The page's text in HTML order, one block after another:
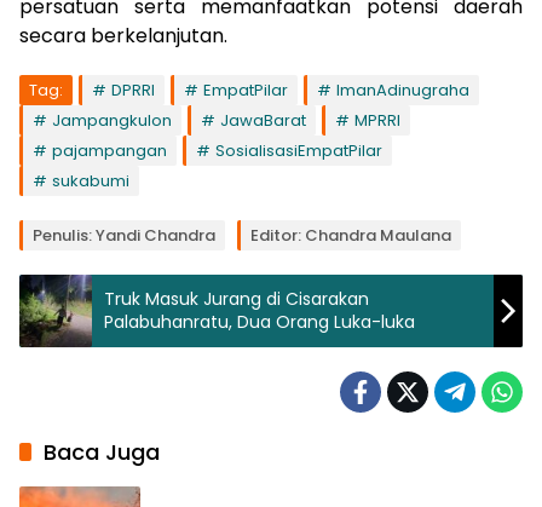
persatuan serta memanfaatkan potensi daerah
secara berkelanjutan.
Tag: DPRRI EmpatPilar
ImanAdinugraha
Jampangkulon
JawaBarat
MPRRI
pajampangan
SosialisasiEmpatPilar
sukabumi
Penulis: Yandi Chandra Editor: Chandra Maulana
Truk Masuk Jurang di Cisarakan
Palabuhanratu, Dua Orang Luka-luka
Baca Juga